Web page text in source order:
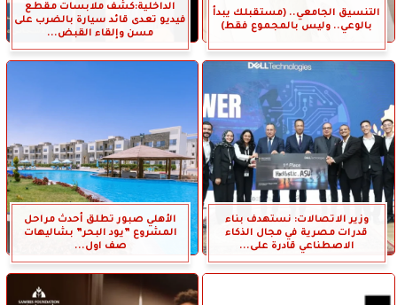
التنسيق الجامعي.. (مستقبلك يبدأ
بالوعي.. وليس بالمجموع فقط)
الداخلية:كشف ملابسات مقطع
فيديو تعدى قائد سيارة بالضرب على
مسن وإلقاء القبض...
وزير الاتصالات: نستهدف بناء
قدرات مصرية في مجال الذكاء
الاصطناعي قادرة على...
الأهلي صبور تطلق أحدث مراحل
المشروع ”يود البحر” بشاليهات
صف اول...